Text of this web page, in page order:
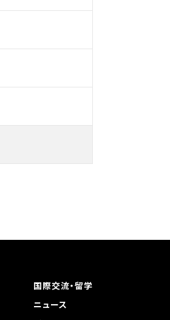
国際交流・留学
ニュース